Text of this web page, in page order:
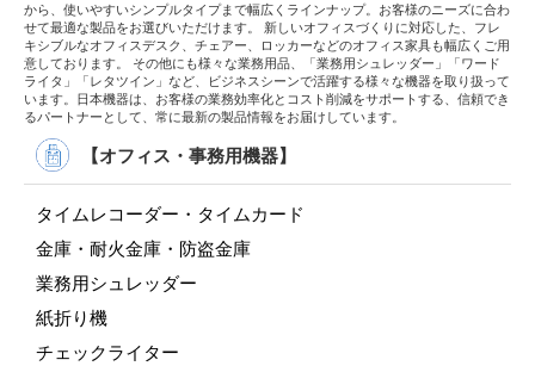
から、使いやすいシンプルタイプまで幅広くラインナップ。お客様のニーズに合わ
せて最適な製品をお選びいただけます。 新しいオフィスづくりに対応した、フレ
キシブルなオフィスデスク、チェアー、ロッカーなどのオフィス家具も幅広くご用
意しております。 その他にも様々な業務用品、「業務用シュレッダー」「ワード
ライタ」「レタツイン」など、ビジネスシーンで活躍する様々な機器を取り扱って
います。日本機器は、お客様の業務効率化とコスト削減をサポートする、信頼でき
るパートナーとして、常に最新の製品情報をお届けしています。
【オフィス・事務用機器】
タイムレコーダー・タイムカード
金庫・耐火金庫・防盗金庫
業務用シュレッダー
紙折り機
チェックライター